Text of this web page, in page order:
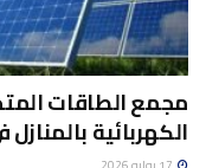
مجمع الطاقات
الكهربائية